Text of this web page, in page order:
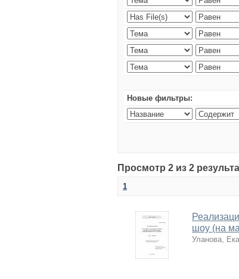
Новые фильтры:
Просмотр 2 из 2
1
шоу (на
Уланова,